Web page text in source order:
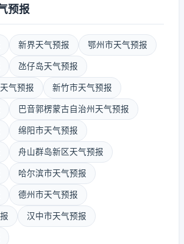
预报
新界天气预报 鄂州市天气预报
氹仔岛天气预报
气预报 新竹市天气预报
巴音郭楞蒙古自治州天气预报
绵阳市天气预报
舟山群岛新区天气预报
哈尔滨市天气预报
德州市天气预报
汉中市天气预报